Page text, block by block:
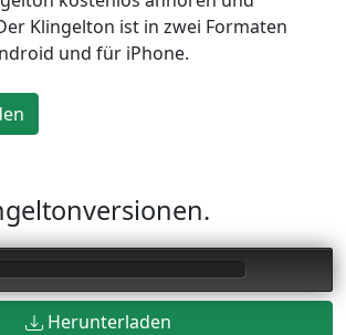
Klingelton ist in zwei Formaten
und für iPhone.
Herunterladen